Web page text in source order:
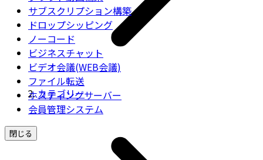
サブスクリプション構築
ドロップシッピング
ノーコード
ビジネスチャット
ビデオ会議(WEB会議)
ファイル転送
ホスティングサーバー
会員管理システム
閉じる
カテゴリー